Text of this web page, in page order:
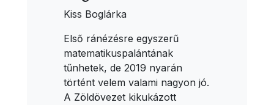
Kiss Boglárka
Első ránézésre egyszerű
matematikuspalántának
tűnhetek, de 2019 nyarán
történt velem valami nagyon jó.
A Zöldövezet kikukázott